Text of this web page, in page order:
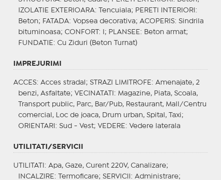
IZOLATIE EXTERIOARA: Tencuiala; PERETI INTERIORI :
Beton; FATADA: Vopsea decorativa; ACOPERIS: Sindrila
bituminoasa; CONFORT : I; PLANSEE : Beton armat;
FUNDATIE : Cu Ziduri (Beton Turnat)
IMPREJURIMI
ACCES: Acces stradal; STRAZI LIMITROFE : Amenajate, 2
benzi, Asfaltate; VECINATATI : Magazine, Piata, Scoala,
Transport public, Parc, Bar/Pub, Restaurant, Mall/Centru
comercial, Loc de joaca, Drum urban, Spital, Taxi;
ORIENTARI : Sud - Vest; VEDERE : Vedere laterala
UTILITATI/SERVICII
UTILITATI : Apa, Gaze, Curent 220V, Canalizare;
INCALZIRE : Termoficare; SERVICII : Administrare;